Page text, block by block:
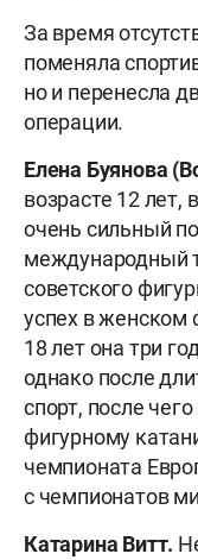
За время
поменяла
но и перенесла
операции.
Елена Буянова
возрасте 12 лет,
очень сильный
международный
советского
успех в женском
18 лет она три
однако после
спорт, после
фигурному
чемпионата
с чемпионатов
Катарина Витт.